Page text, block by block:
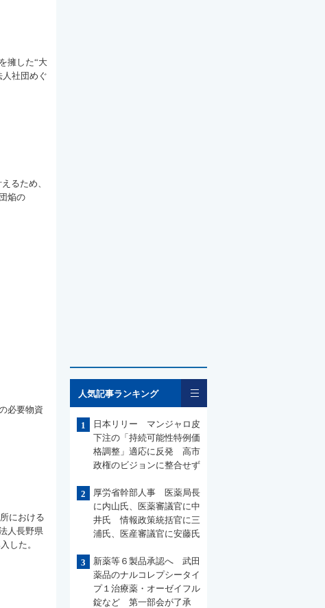
擁した“大
社団めぐ
るため、
焔の
必要物資
における
人長野県
した。
人気記事ランキング
1
日本リリー マンジャロ皮
下注の「持続可能性特例価
格調整」適応に反発 高市
政権のビジョンに整合せず
2
厚労省幹部人事 医薬局長
に内山氏、医薬審議官に中
井氏 情報政策統括官に三
浦氏、医産審議官に安藤氏
3
新薬等６製品承認へ 武田
薬品のナルコレプシータイ
プ１治療薬・オーゼイフル
錠など 第一部会が了承